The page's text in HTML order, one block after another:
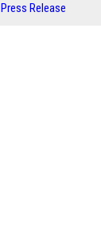
Press Release